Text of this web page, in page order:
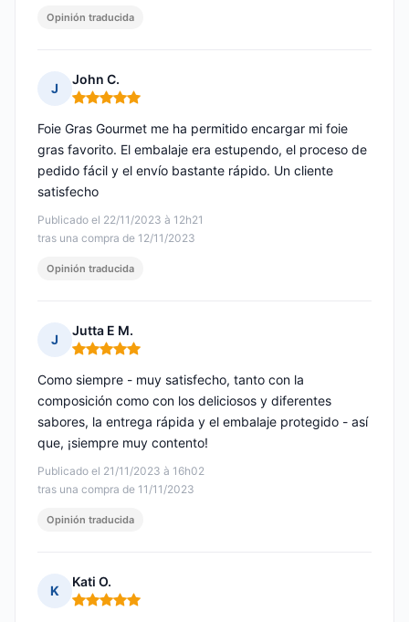
Opinión traducida
J
John C.
Nota: 5 de 5
Publicado el 22/11/2023 à 12h21
tras una compra de 12/11/2023
Foie Gras Gourmet me ha permitido encargar mi foie
gras favorito. El embalaje era estupendo, el proceso de
pedido fácil y el envío bastante rápido. Un cliente
satisfecho
Opinión traducida
J
Jutta E M.
Nota: 5 de 5
Publicado el 21/11/2023 à 16h02
tras una compra de 11/11/2023
Como siempre - muy satisfecho, tanto con la
composición como con los deliciosos y diferentes
sabores, la entrega rápida y el embalaje protegido - así
que, ¡siempre muy contento!
Opinión traducida
K
Kati O.
Nota: 5 de 5